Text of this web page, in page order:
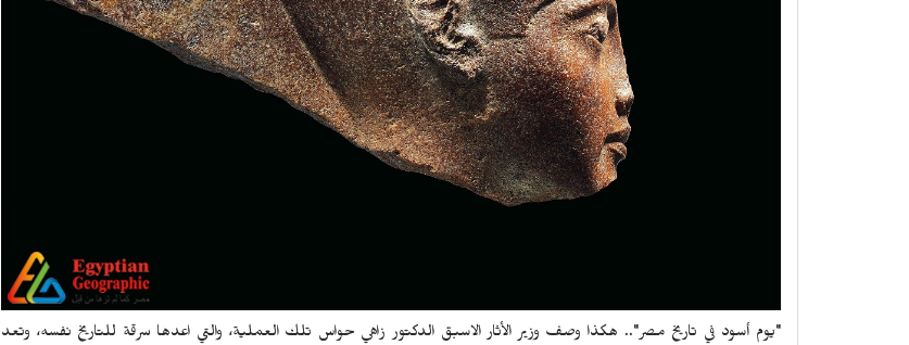
"يوم أسود في تاريخ مصر".. هكذا وصف وزير الأثار الاسبق الدكتور زاهي حواس تلك العملية، والتي اعدها سرقة للتاريخ نفسه، وتعد